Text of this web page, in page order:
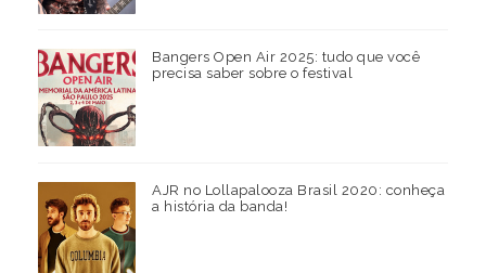
Bangers Open Air 2025: tudo que você
precisa saber sobre o festival
AJR no Lollapalooza Brasil 2020: conheça
a história da banda!